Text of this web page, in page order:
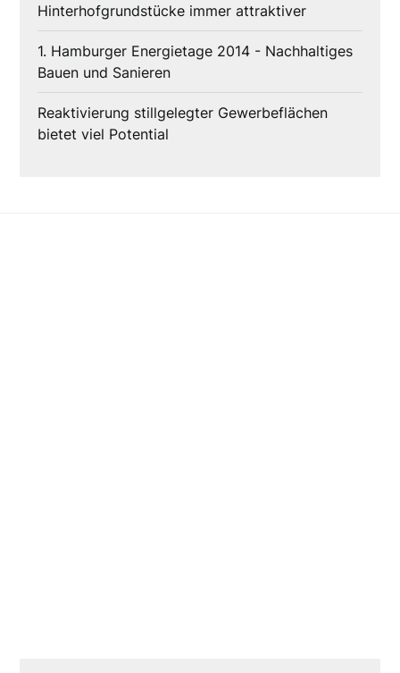
Hinterhofgrundstücke immer attraktiver
1. Hamburger Energietage 2014 - Nachhaltiges
Bauen und Sanieren
Reaktivierung stillgelegter Gewerbeflächen
bietet viel Potential